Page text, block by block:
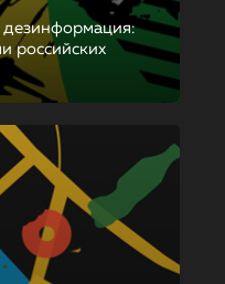
российских